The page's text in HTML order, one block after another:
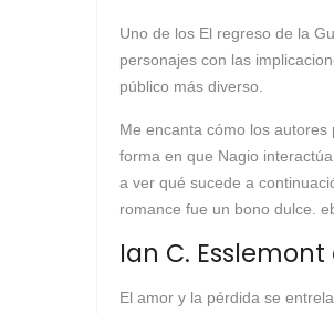
Uno de los El regreso de la
personajes con las
público más diverso.
Me encanta cómo los
forma en que Nagio
a ver qué sucede a
romance fue un bono dulce.
Ian C.
El amor y la pérdida se